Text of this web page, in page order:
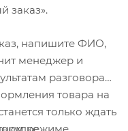
hydraulic disc
Performance,
CL
заказ».
напишите ФИО,
менеджер и
разговора
товара на
только ждать